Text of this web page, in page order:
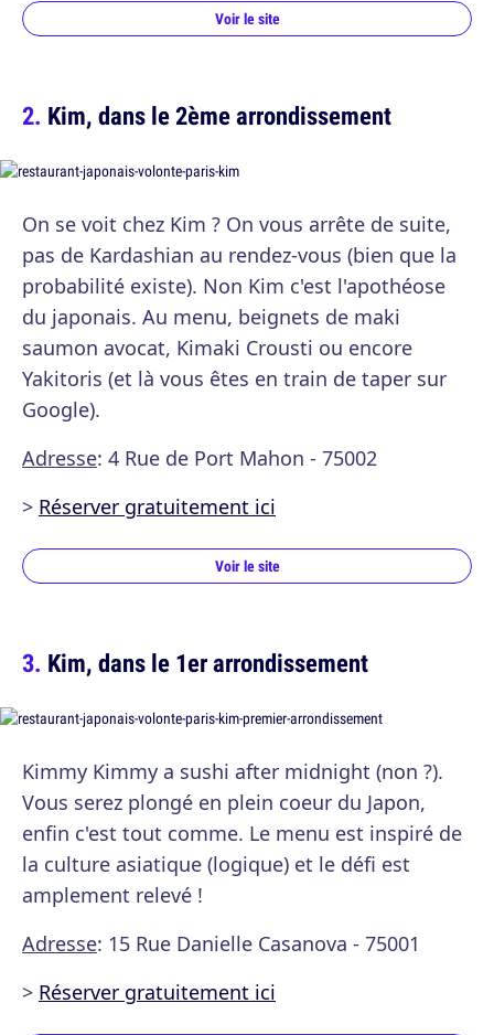
Voir le site
Kim, dans le 2ème arrondissement
On se voit chez Kim ? On vous arrête de suite,
pas de Kardashian au rendez-vous (bien que la
probabilité existe). Non Kim c'est l'apothéose
du japonais. Au menu, beignets de maki
saumon avocat, Kimaki Crousti ou encore
Yakitoris (et là vous êtes en train de taper sur
Google).
Adresse: 4 Rue de Port Mahon - 75002
> Réserver gratuitement ici
Voir le site
Kim, dans le 1er arrondissement
Kimmy Kimmy a sushi after midnight (non ?).
Vous serez plongé en plein coeur du Japon,
enfin c'est tout comme. Le menu est inspiré de
la culture asiatique (logique) et le défi est
amplement relevé !
Adresse: 15 Rue Danielle Casanova - 75001
> Réserver gratuitement ici